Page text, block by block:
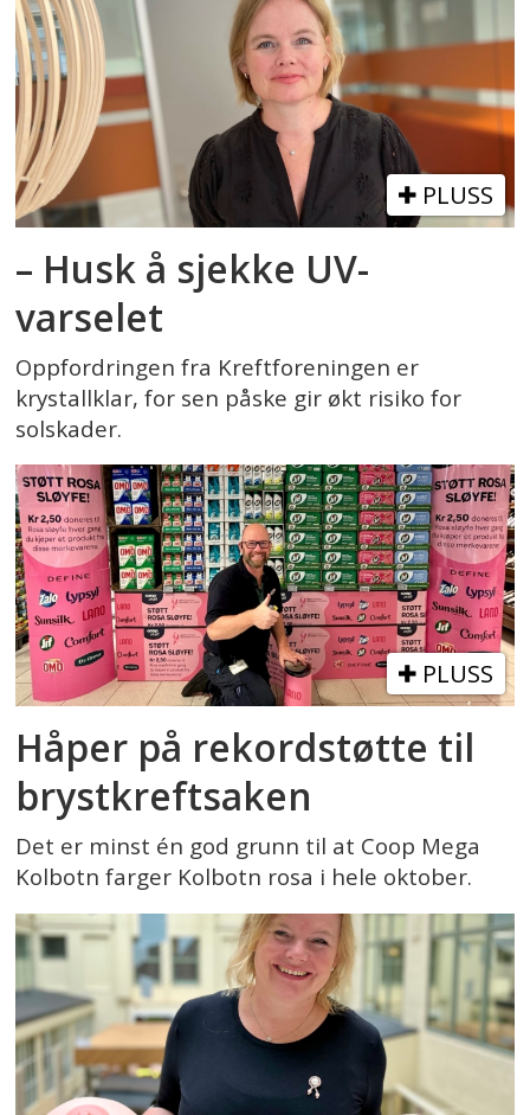
PLUSS
– Husk å sjekke UV-
varselet
Oppfordringen fra Kreftforeningen er
krystallklar, for sen påske gir økt risiko for
solskader.
PLUSS
Håper på rekordstøtte til
brystkreftsaken
Det er minst én god grunn til at Coop Mega
Kolbotn farger Kolbotn rosa i hele oktober.